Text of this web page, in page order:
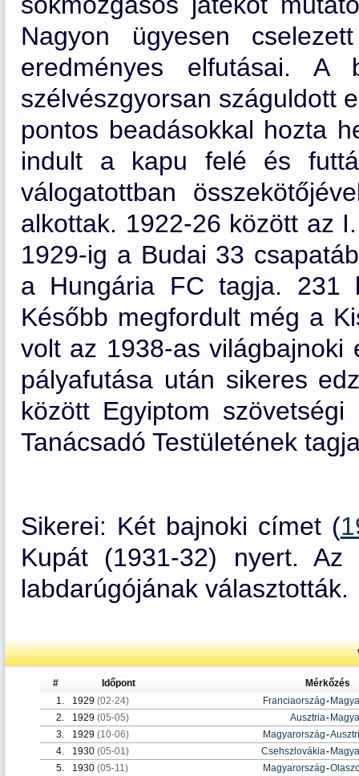
Nagyon ügyesen
eredményes elfutásai. A
szélvészgyorsan száguldott
pontos beadásokkal hozta
indult a kapu felé és
válogatottban
alkottak. 1922-26 között az
1929-ig a Budai 33
a Hungária FC tagja. 231
Később megfordult még a
volt az 1938-as világbajnoki
pályafutása után sikeres
között Egyiptom
Tanácsadó Testületének
Sikerei: Két bajnoki címet (
Kupát (1931-32) nyert. Az
labdarúgójának választották.
# Időpont
Mérkőzés
1.
1929 (02-24) Franciaország-
2.
1929 (05-05) Ausztria-
3.
1929 (10-06) Magyarország-
4.
1930 (05-01) Csehszlovákia-
5.
1930 (05-11) Magyarország-